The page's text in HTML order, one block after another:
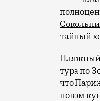
тайный
Пляжный
тура по
что
новом